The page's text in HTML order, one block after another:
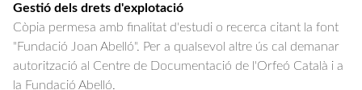
Gestió dels drets d'explotació
Còpia permesa amb finalitat d'estudi o recerca citant la font
"Fundació Joan Abelló". Per a qualsevol altre ús cal demanar
autorització al Centre de Documentació de l'Orfeó Català i a
la Fundació Abelló.